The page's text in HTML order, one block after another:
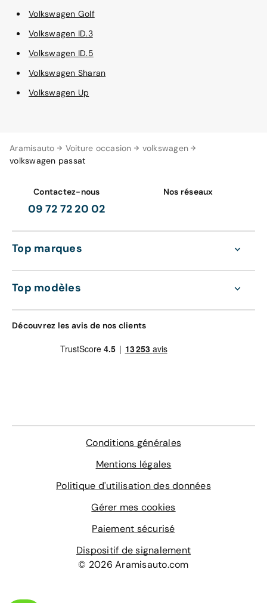
Aramisauto Voiture occasion
volkswagen
volkswagen passat
Volkswagen Golf
Volkswagen ID.3
Volkswagen ID.5
Volkswagen Sharan
Volkswagen Up
Contactez-nous
09 72 72 20 02
Nos réseaux
Top marques
Top modèles
Découvrez les avis de nos clients
Conditions générales
Mentions légales
Politique d'utilisation des données
Gérer mes cookies
Paiement sécurisé
Dispositif de signalement
© 2026 Aramisauto.com